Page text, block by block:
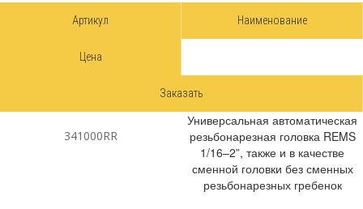
Артикул Наименование
Цена
Заказать
341000RR
Универсальная автоматическая
резьбонарезная головка REMS
1/16–2”, также и в качестве
сменной головки без сменных
резьбонарезных гребенок